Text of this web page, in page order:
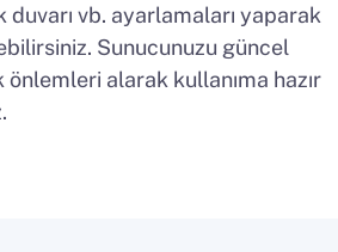
duvarı vb. ayarlamaları yaparak
Sunucunuzu güncel
alarak kullanıma hazır